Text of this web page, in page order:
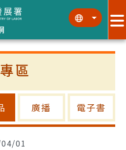
::: :::
區
廣播 電子書
01